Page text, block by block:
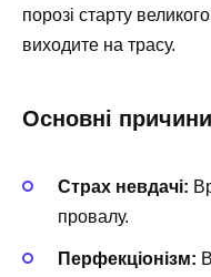
порозі старту
виходите на трасу.
Основні причини
Страх невдачі:
провалу.
Перфекціонізм: